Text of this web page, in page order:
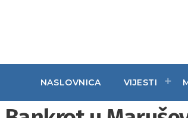
NASLOVNICA VIJESTI